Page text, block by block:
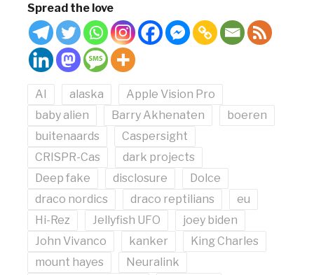
Spread the love
AI alaska
Apple Vision Pro
baby alien
Barry Akhenaten
boeren
buitenaards
Caspersight
CRISPR-Cas
dark projects
Deep fake
disclosure
Dolce
draco nordics
draco reptilians
eu
Hi-Rez
Jellyfish UFO
joey biden
John Vivanco
kanker
King Charles
mount hayes
Neuralink